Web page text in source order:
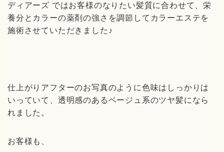
ディアーズ ではお客様のなりたい髪質に合わせて、栄
養分とカラーの薬剤の強さを調節してカラーエステを
施術させていただきました♪
仕上がりアフターのお写真のように色味はしっかりは
いっていて、透明感のあるベージュ系のツヤ髪になら
れました。
お客様も、